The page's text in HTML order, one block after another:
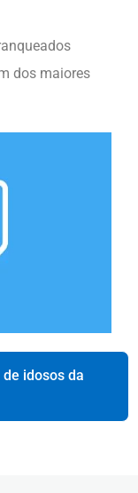
dos maiores
idosos da